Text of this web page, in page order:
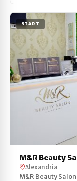
START
M&R Beauty
Alexandria
M&R Beauty